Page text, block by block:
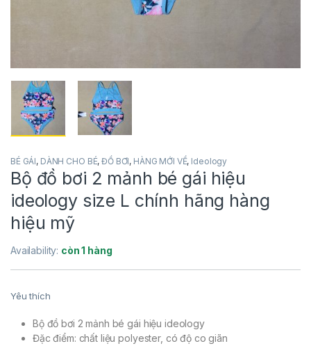
BÉ GÁI, DÀNH CHO BÉ,ĐỒ BƠI, HÀNG MỚI VỀ, Ideology
Bộ đồ bơi 2 mảnh bé gái hiệu
ideology size L chính hãng hàng
hiệu mỹ
Availability: còn 1 hàng
Yêu thích
Bộ đồ bơi 2 mảnh bé gái hiệu ideology
Đặc điểm: chất liệu polyester, có độ co giãn